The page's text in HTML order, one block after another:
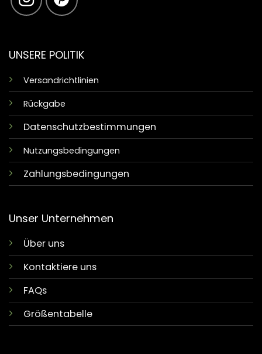
UNSERE POLITIK
Versandrichtlinien
Rückgabe
Datenschutzbestimmungen
Nutzungsbedingungen
Zahlungsbedingungen
Unser Unternehmen
Über uns
Kontaktiere uns
FAQs
Größentabelle